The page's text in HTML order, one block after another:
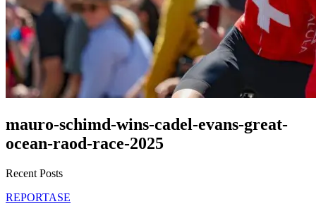
mauro-schimd-wins-cadel-evans-great-
ocean-raod-race-2025
Recent Posts
REPORTASE